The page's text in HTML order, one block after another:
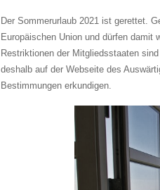
Der Sommerurlaub 2021 ist gerettet.
Europäischen Union und dürfen damit
Restriktionen der Mitgliedsstaaten
deshalb auf der Webseite des
Bestimmungen erkundigen.